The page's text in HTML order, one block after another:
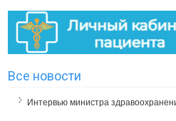
Все новости
Интервью министра